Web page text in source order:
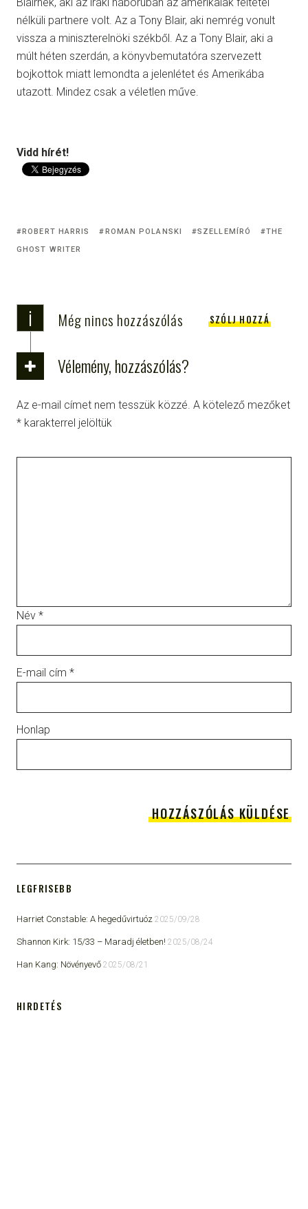
nélküli partnere volt. Az a Tony Blair, aki nemrég vonult
vissza a miniszterelnöki székből. Az a Tony Blair, aki a
múlt héten szerdán, a könyvbemutatóra szervezett
bojkottok miatt lemondta a jelenlétet és Amerikába
utazott. Mindez csak a véletlen műve.
Vidd hírét!
ROBERT HARRIS ROMAN POLANSKI SZELLEMÍRÓ
THE
GHOST WRITER
i Még nincs hozzászólás SZÓLJ HOZZÁ
Vélemény, hozzászólás?
Az e-mail címet nem tesszük közzé. A kötelező mezőket
* karakterrel jelöltük
Név *
E-mail cím *
Honlap
LEGFRISEBB
Harriet Constable: A hegedűvirtuóz 2025/09/28
Shannon Kirk: 15/33 ​– Maradj életben! 2025/08/24
Han Kang: Növényevő 2025/08/21
HIRDETÉS